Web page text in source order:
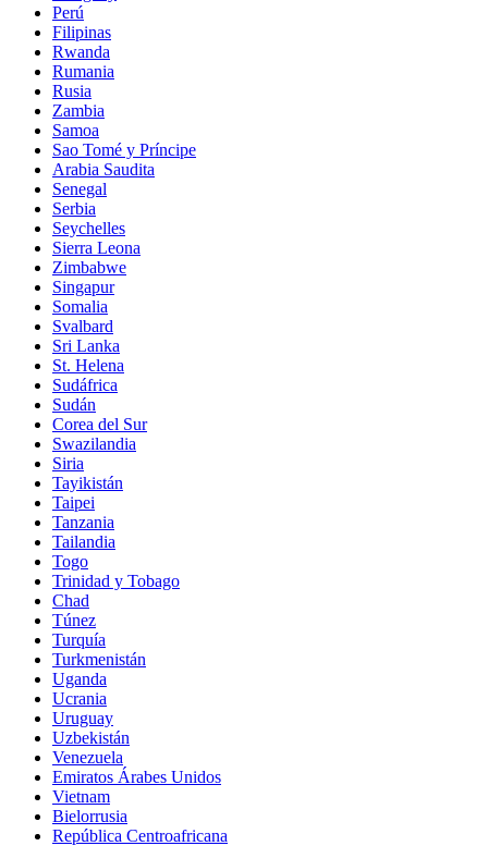
Perú
Filipinas
Rwanda
Rumania
Rusia
Zambia
Samoa
Sao Tomé y Príncipe
Arabia Saudita
Senegal
Serbia
Seychelles
Sierra Leona
Zimbabwe
Singapur
Somalia
Svalbard
Sri Lanka
St. Helena
Sudáfrica
Sudán
Corea del Sur
Swazilandia
Siria
Tayikistán
Taipei
Tanzania
Tailandia
Togo
Trinidad y Tobago
Chad
Túnez
Turquía
Turkmenistán
Uganda
Ucrania
Uruguay
Uzbekistán
Venezuela
Emiratos Árabes Unidos
Vietnam
Bielorrusia
República Centroafricana